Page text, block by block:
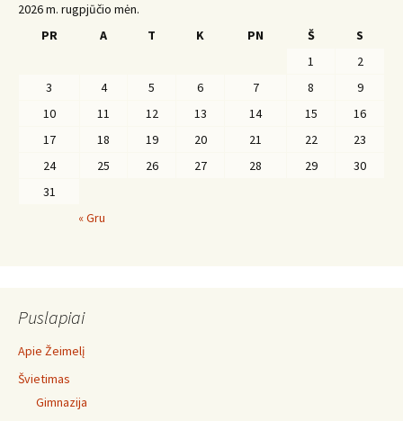
2026 m. rugpjūčio mėn.
PR
A T K PN Š
S
1
2
3
4 5 6 7 8
9
10
11 12 13 14 15
16
17
18 19 20 21 22
23
24
25 26 27 28 29
30
31
« Gru
Puslapiai
Apie Žeimelį
Švietimas
Gimnazija